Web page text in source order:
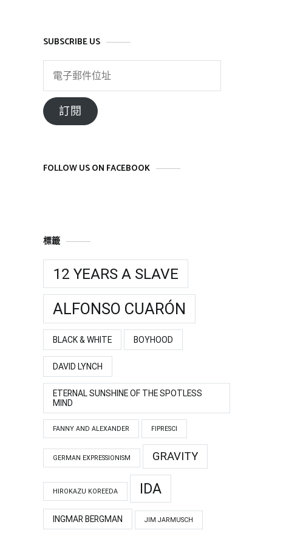
SUBSCRIBE US
郵
件
訂閱
FOLLOW US ON FACEBOOK
標籤
12 YEARS A SLAVE
ALFONSO CUARÓN
BLACK & WHITE BOYHOOD
DAVID LYNCH
ETERNAL SUNSHINE OF THE SPOTLESS
MIND
FANNY AND ALEXANDER FIPRESCI
GERMAN EXPRESSIONISM GRAVITY
HIROKAZU KOREEDA IDA
INGMAR BERGMAN JIM JARMUSCH